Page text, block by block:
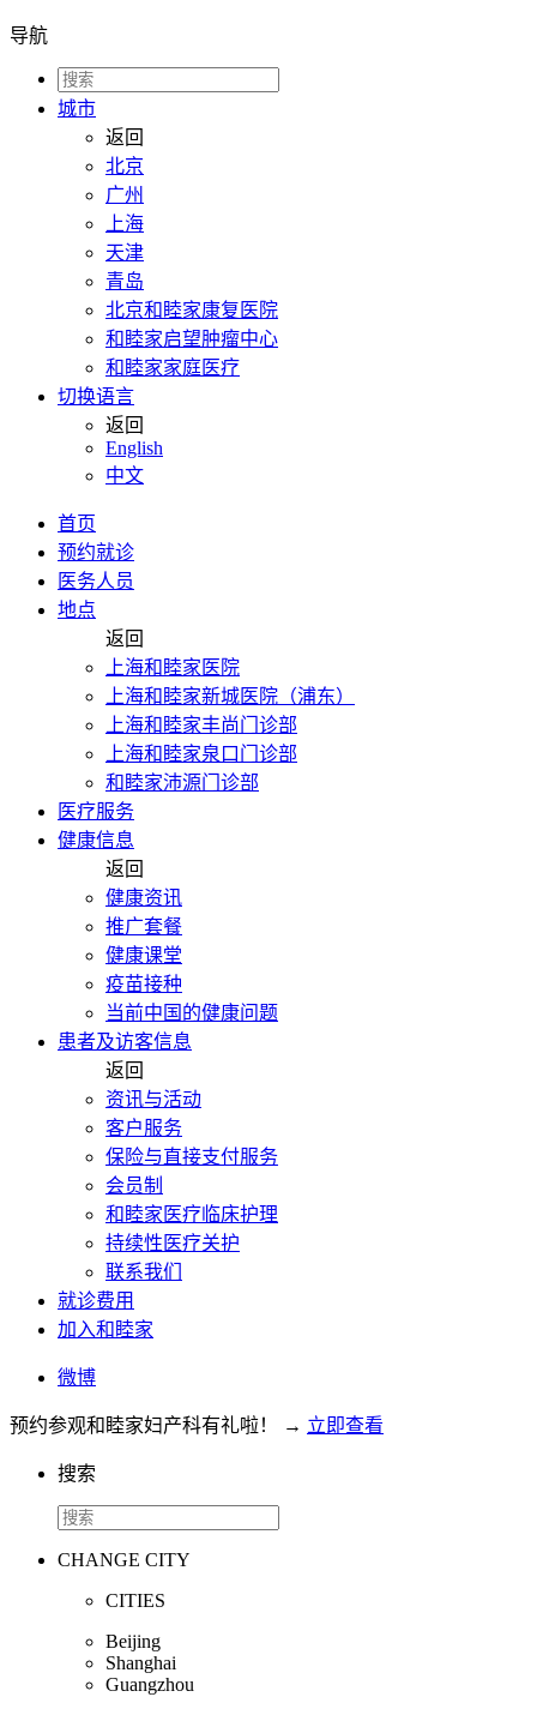
导航
城市
返回
北京
广州
上海
天津
青岛
北京和睦家康复医院
和睦家启望肿瘤中心
和睦家家庭医疗
切换语言
返回
English
中文
首页
预约就诊
医务人员
地点
返回
上海和睦家医院
上海和睦家新城医院（浦东）
上海和睦家丰尚门诊部
上海和睦家泉口门诊部
和睦家沛源门诊部
医疗服务
健康信息
返回
健康资讯
推广套餐
健康课堂
疫苗接种
当前中国的健康问题
患者及访客信息
返回
资讯与活动
客户服务
保险与直接支付服务
会员制
和睦家医疗临床护理
持续性医疗关护
联系我们
就诊费用
加入和睦家
微博
预约参观和睦家妇产科有礼啦！ → 立即查看
搜索
CHANGE CITY
CITIES
Beijing
Shanghai
Guangzhou